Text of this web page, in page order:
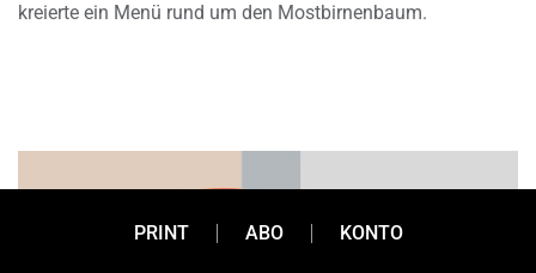
kreierte ein Menü rund um den Mostbirnenbaum.
PRINT ABO KONTO